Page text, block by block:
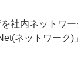
社内ネットワ
ネットワーク)